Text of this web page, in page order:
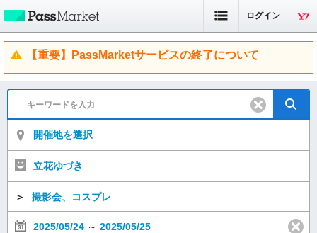
ログイン
【重要】PassMarketサービスの終了について
開催地を選択
立花ゆづき
＞ 撮影会、コスプレ
2025/05/24 ～ 2025/05/25